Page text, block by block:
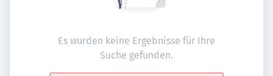
Es wurden keine Ergebnisse für Ihre
Suche gefunden.